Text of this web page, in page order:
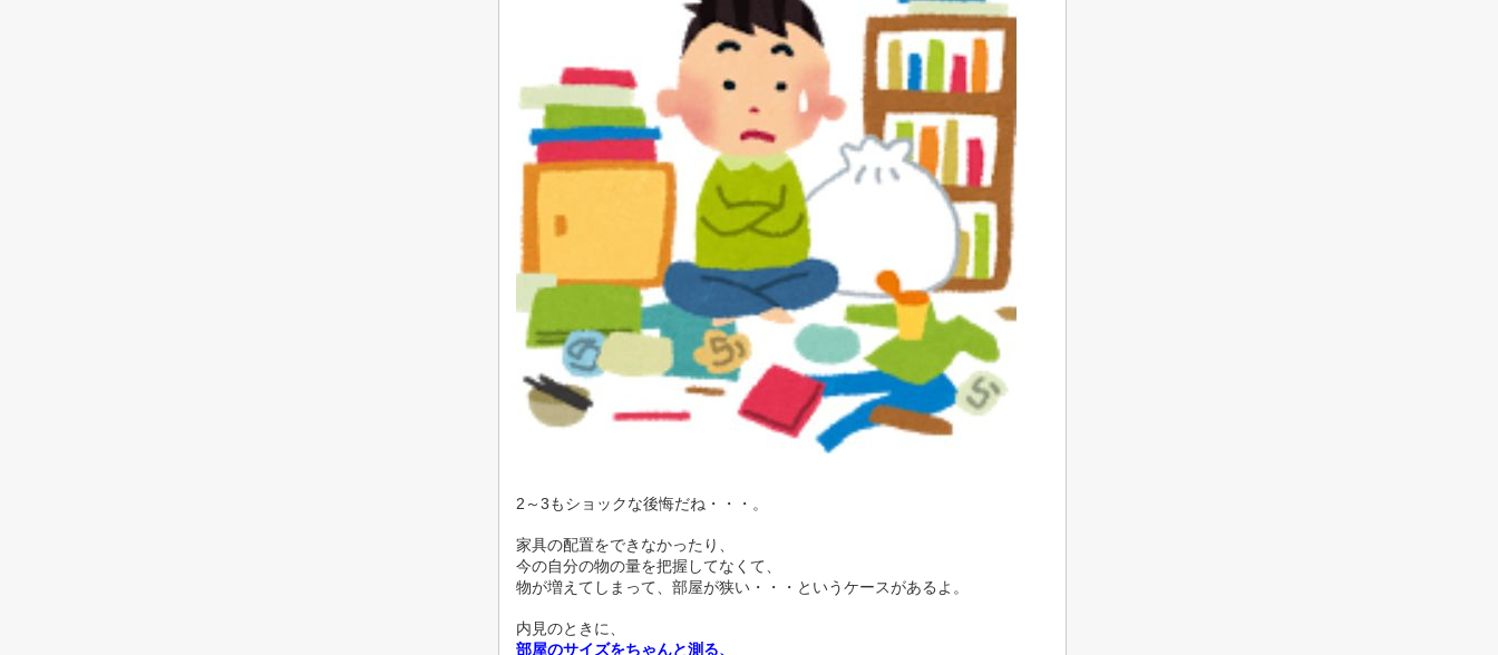
2～3もショックな後悔だね・・・。
家具の配置をできなかったり、
今の自分の物の量を把握してなくて、
物が増えてしまって、部屋が狭い・・・というケースがあるよ。
内見のときに、
部屋のサイズをちゃんと測る、